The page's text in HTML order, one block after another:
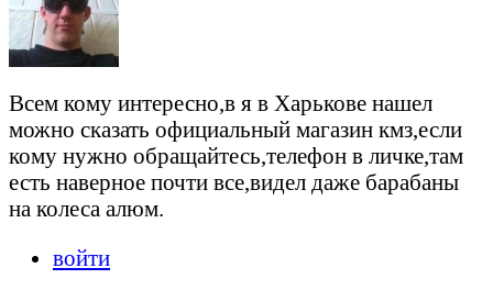
Всем кому интересно,в я в Харькове нашел
можно сказать официальный магазин кмз,если
кому нужно обращайтесь,телефон в личке,там
есть наверное почти все,видел даже барабаны
на колеса алюм.
войти